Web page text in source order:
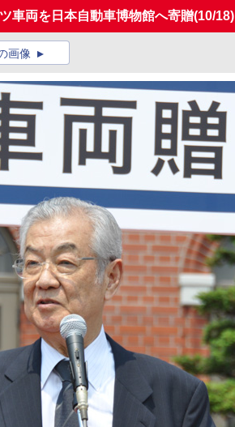
車両を日本自動車博物館へ寄贈(10/18)
画像